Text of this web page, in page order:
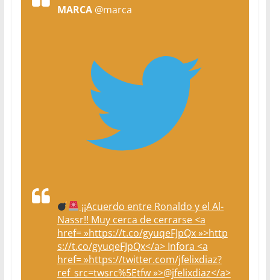
MARCA@marca
¡¡Acuerdo entre Ronaldo y el Al-
Nassr!! Muy cerca de cerrarse <a
href= »https://t.co/gyuqeFJpQx »>http
s://t.co/gyuqeFJpQx</a> Infora <a
href= »https://twitter.com/jfelixdiaz?
ref_src=twsrc%5Etfw »>@jfelixdiaz</a>